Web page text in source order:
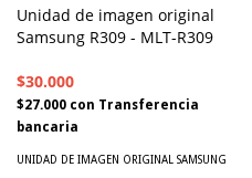
Unidad de imagen original
Samsung R309 - MLT-R309
$30.000
$27.000 con Transferencia
bancaria
UNIDAD DE IMAGEN ORIGINAL SAMSUNG